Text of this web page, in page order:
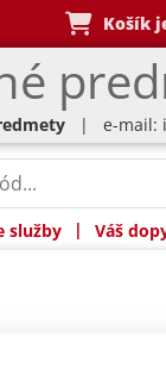
Košík
| e-mail:
služby | Váš